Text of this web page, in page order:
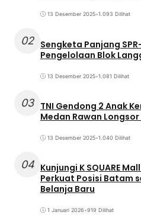
13 Desember 2025•1.093 Dilihat
02 Sengketa Panjang
Pengelolaan Blok
13 Desember 2025•1.081 Dilihat
03 TNI Gendong 2 Anak
Medan Rawan Longsor
13 Desember 2025•1.040 Dilihat
04 Kunjungi K SQUARE
Perkuat Posisi Batam
Belanja Baru
1 Januari 2026•919 Dilihat